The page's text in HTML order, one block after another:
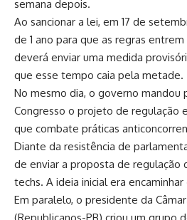
semana depois.
Ao sancionar a lei, em 17 de
de 1 ano para que as regras
deverá enviar uma medida
que esse tempo caia pela metade.
No mesmo dia, o governo mandou
Congresso o projeto de regulação
que combate práticas
Diante da resistência de
de enviar a proposta de regulação
techs. A ideia inicial era
Em paralelo, o presidente da